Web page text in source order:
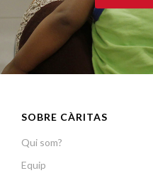
SOBRE CÀRITAS
Qui som?
Equip